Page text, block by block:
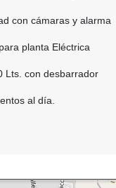
con cámaras y alarma
planta Eléctrica
Lts. con desbarrador
al día.